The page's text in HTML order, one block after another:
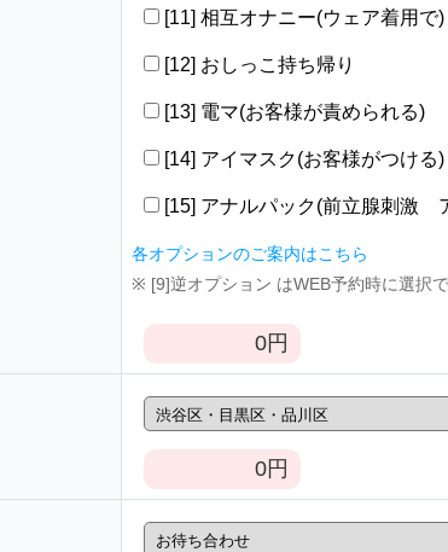
[11] 相互オナニー(ウェア着用で)
[12] おしっこ持ち帰り
[13] 電マ(お客様が責められる)
[14] アイマスク(お客様がつける)
[15] アナルパック(前立腺刺激
各オプションのご案内はこちら
※ [9]逆オプション はWEB予約時に選択で
0円
0円